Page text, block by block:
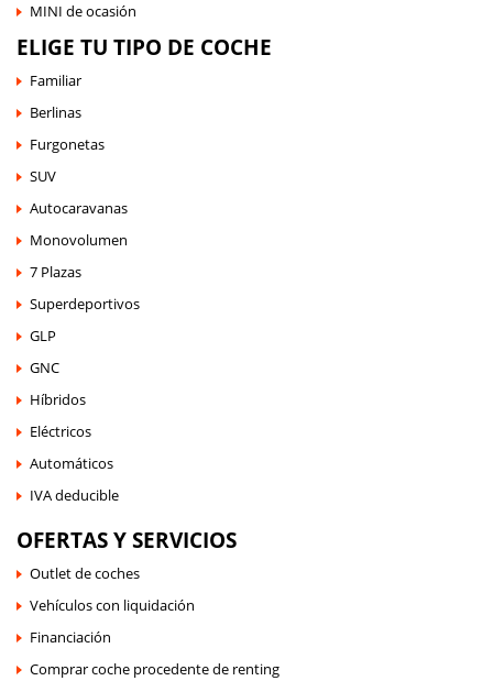
MINI de ocasión
ELIGE TU TIPO DE COCHE
Familiar
Berlinas
Furgonetas
SUV
Autocaravanas
Monovolumen
7 Plazas
Superdeportivos
GLP
GNC
Híbridos
Eléctricos
Automáticos
IVA deducible
OFERTAS Y SERVICIOS
Outlet de coches
Vehículos con liquidación
Financiación
Comprar coche procedente de renting